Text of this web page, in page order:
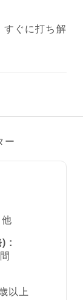
すぐに打ち解
ー
) :
以上